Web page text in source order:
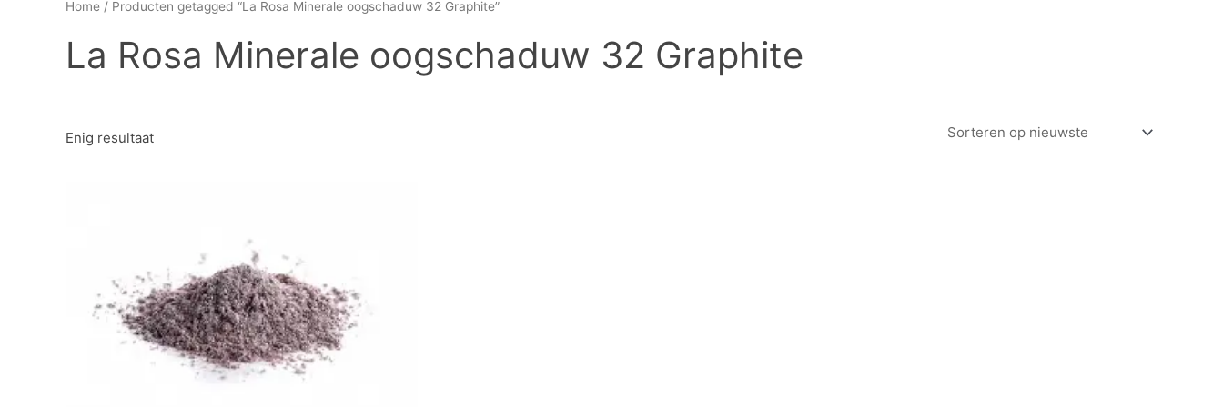
Home / Producten getagged “La Rosa Minerale oogschaduw 32 Graphite”
La Rosa Minerale oogschaduw 32 Graphite
Enig resultaat